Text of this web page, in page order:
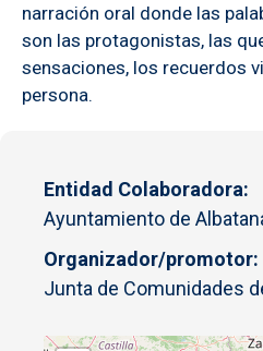
narración oral donde las
son las protagonistas, las
sensaciones, los recuerdos
persona.
Entidad Colaboradora
Ayuntamiento de
Organizador/promotor
Junta de Comunidades